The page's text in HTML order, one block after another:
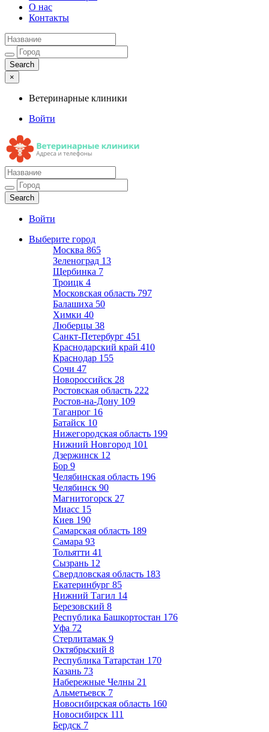
О нас
Контакты
×
Ветеринарные клиники
Войти
Ветеринарные клиники
Адреса и телефоны
Войти
Выберите город
Москва 865
Зеленоград 13
Щербинка 7
Троицк 4
Московская область 797
Балашиха 50
Химки 40
Люберцы 38
Санкт-Петербург 451
Краснодарский край 410
Краснодар 155
Сочи 47
Новороссийск 28
Ростовская область 222
Ростов-на-Дону 109
Таганрог 16
Батайск 10
Нижегородская область 199
Нижний Новгород 101
Дзержинск 12
Бор 9
Челябинская область 196
Челябинск 90
Магнитогорск 27
Миасс 15
Киев 190
Самарская область 189
Самара 93
Тольятти 41
Сызрань 12
Свердловская область 183
Екатеринбург 85
Нижний Тагил 14
Березовский 8
Республика Башкортостан 176
Уфа 72
Стерлитамак 9
Октябрьский 8
Республика Татарстан 170
Казань 73
Набережные Челны 21
Альметьевск 7
Новосибирская область 160
Новосибирск 111
Бердск 7